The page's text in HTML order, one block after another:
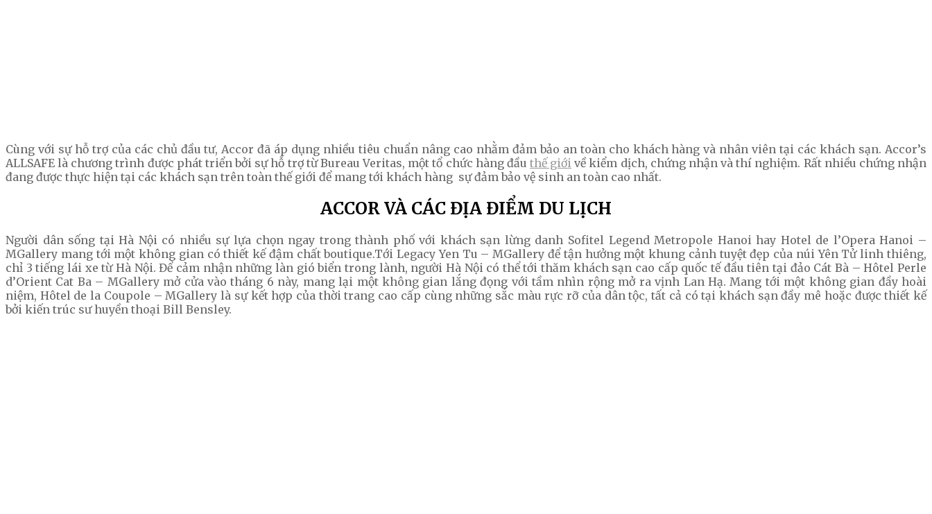
Cùng với sự hỗ trợ của các chủ đầu tư, Accor đã áp dụng nhiều tiêu chuẩn nâng cao nhằm đảm bảo an toàn cho khách hàng và nhân viên tại các khách sạn. Accor’s
ALLSAFE là chương trình được phát triển bởi sự hỗ trợ từ Bureau Veritas, một tổ chức hàng đầu thế giới về kiểm dịch, chứng nhận và thí nghiệm. Rất nhiều chứng nhận
đang được thực hiện tại các khách sạn trên toàn thế giới để mang tới khách hàng sự đảm bảo vệ sinh an toàn cao nhất.
ACCOR VÀ CÁC ĐỊA ĐIỂM DU LỊCH
Người dân sống tại Hà Nội có nhiều sự lựa chọn ngay trong thành phố với khách sạn lừng danh Sofitel Legend Metropole Hanoi hay Hotel de l’Opera Hanoi –
MGallery mang tới một không gian có thiết kế đậm chất boutique.Tới Legacy Yen Tu – MGallery để tận hưởng một khung cảnh tuyệt đẹp của núi Yên Tử linh thiêng,
chỉ 3 tiếng lái xe từ Hà Nội. Để cảm nhận những làn gió biển trong lành, người Hà Nội có thể tới thăm khách sạn cao cấp quốc tế đầu tiên tại đảo Cát Bà – Hôtel Perle
d’Orient Cat Ba – MGallery mở cửa vào tháng 6 này, mang lại một không gian lắng đọng với tầm nhìn rộng mở ra vịnh Lan Hạ. Mang tới một không gian đầy hoài
niệm, Hôtel de la Coupole – MGallery là sự kết hợp của thời trang cao cấp cùng những sắc màu rực rỡ của dân tộc, tất cả có tại khách sạn đầy mê hoặc được thiết kế
bởi kiến trúc sư huyền thoại Bill Bensley.